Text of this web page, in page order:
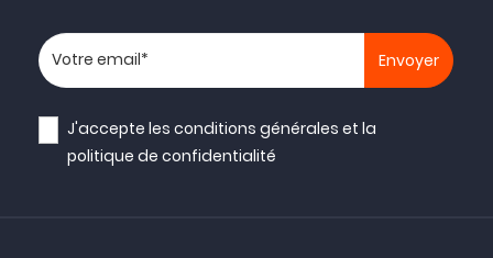
Votre adresse email
J'accepte lesconditions générales et la
politique de confidentialité